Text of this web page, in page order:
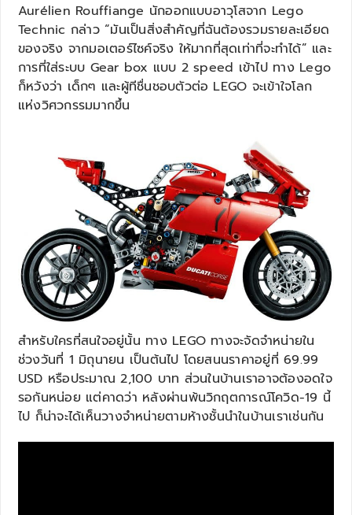
Aurélien Rouffiange นักออกแบบอาวุโสจาก Lego
Technic กล่าว “มันเป็นสิ่งสำคัญที่ฉันต้องรวมรายละเอียด
ของจริง จากมอเตอร์ไซค์จริง ให้มากที่สุดเท่าที่จะทำได้” และ
การที่ใส่ระบบ Gear box แบบ 2 speed เข้าไป ทาง Lego
ก็หวังว่า เด็กๆ และผู้ทีชื่นชอบตัวต่อ LEGO จะเข้าใจโลก
แห่งวิศวกรรมมากขึ้น
สำหรับใครที่สนใจอยู่นั้น ทาง LEGO ทางจะจัดจำหน่ายใน
ช่วงวันที่ 1 มิถุนายน เป็นต้นไป โดยสนนราคาอยู่ที่ 69.99
USD หรือประมาณ 2,100 บาท ส่วนในบ้านเราอาจต้องอดใจ
รอกันหน่อย แต่คาดว่า หลังผ่านพ้นวิกฤตการณ์โควิด-19 นี้
ไป ก็น่าจะได้เห็นวางจำหน่ายตามห้างชั้นนำในบ้านเราเช่นกัน